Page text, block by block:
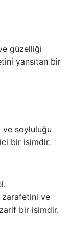
güzelliği
yansıtan bir
ve soyluluğu
bir isimdir.
zarafetini ve
bir isimdir.